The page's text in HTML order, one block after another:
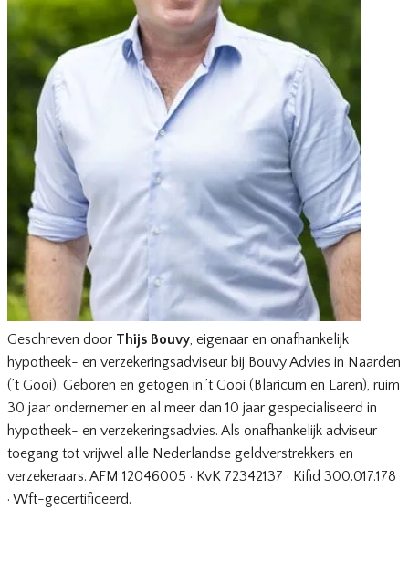
Geschreven door Thijs Bouvy, eigenaar en onafhankelijk
hypotheek- en verzekeringsadviseur bij Bouvy Advies in Naarden
(’t Gooi). Geboren en getogen in ’t Gooi (Blaricum en Laren), ruim
30 jaar ondernemer en al meer dan 10 jaar gespecialiseerd in
hypotheek- en verzekeringsadvies. Als onafhankelijk adviseur
toegang tot vrijwel alle Nederlandse geldverstrekkers en
verzekeraars. AFM 12046005 · KvK 72342137 · Kifid 300.017.178
· Wft-gecertificeerd.